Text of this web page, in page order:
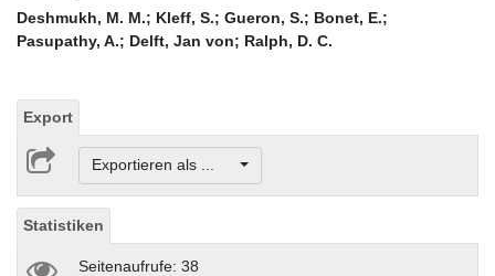
Deshmukh, M. M.; Kleff, S.; Gueron, S.; Bonet, E.;
Pasupathy, A.; Delft, Jan von; Ralph, D. C.
Export
Exportieren als ...
Statistiken
Seitenaufrufe: 38